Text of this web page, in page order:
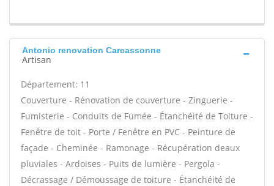
Antonio renovation Carcassonne
Artisan
Département: 11
Couverture - Rénovation de couverture - Zinguerie -
Fumisterie - Conduits de Fumée - Étanchéité de Toiture -
Fenêtre de toit - Porte / Fenêtre en PVC - Peinture de
façade - Cheminée - Ramonage - Récupération deaux
pluviales - Ardoises - Puits de lumière - Pergola -
Décrassage / Démoussage de toiture - Étanchéité de